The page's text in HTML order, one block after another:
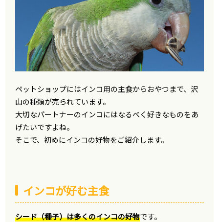
ペットショップにはインコ用の主食からおやつまで、沢
山の種類が売られています。
大切なパートナーのインコにはなるべく好きなものをあ
げたいですよね。
そこで、初めにインコの好物をご紹介します。
インコが好む主食
シード（種子）は多くのインコの好物です。